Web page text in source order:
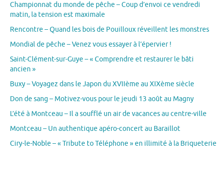
Championnat du monde de pêche – Coup d’envoi ce vendredi
matin, la tension est maximale
Rencontre – Quand les bois de Pouilloux réveillent les monstres
Mondial de pêche – Venez vous essayer à l’épervier !
Saint-Clément-sur-Guye – « Comprendre et restaurer le bâti
ancien »
Buxy – Voyagez dans le Japon du XVIIème au XIXème siècle
Don de sang – Motivez-vous pour le jeudi 13 août au Magny
L’été à Montceau – Il a soufflé un air de vacances au centre-ville
Montceau – Un authentique apéro-concert au Baraillot
Ciry-le-Noble – « Tribute to Téléphone » en illimité à la Briqueterie